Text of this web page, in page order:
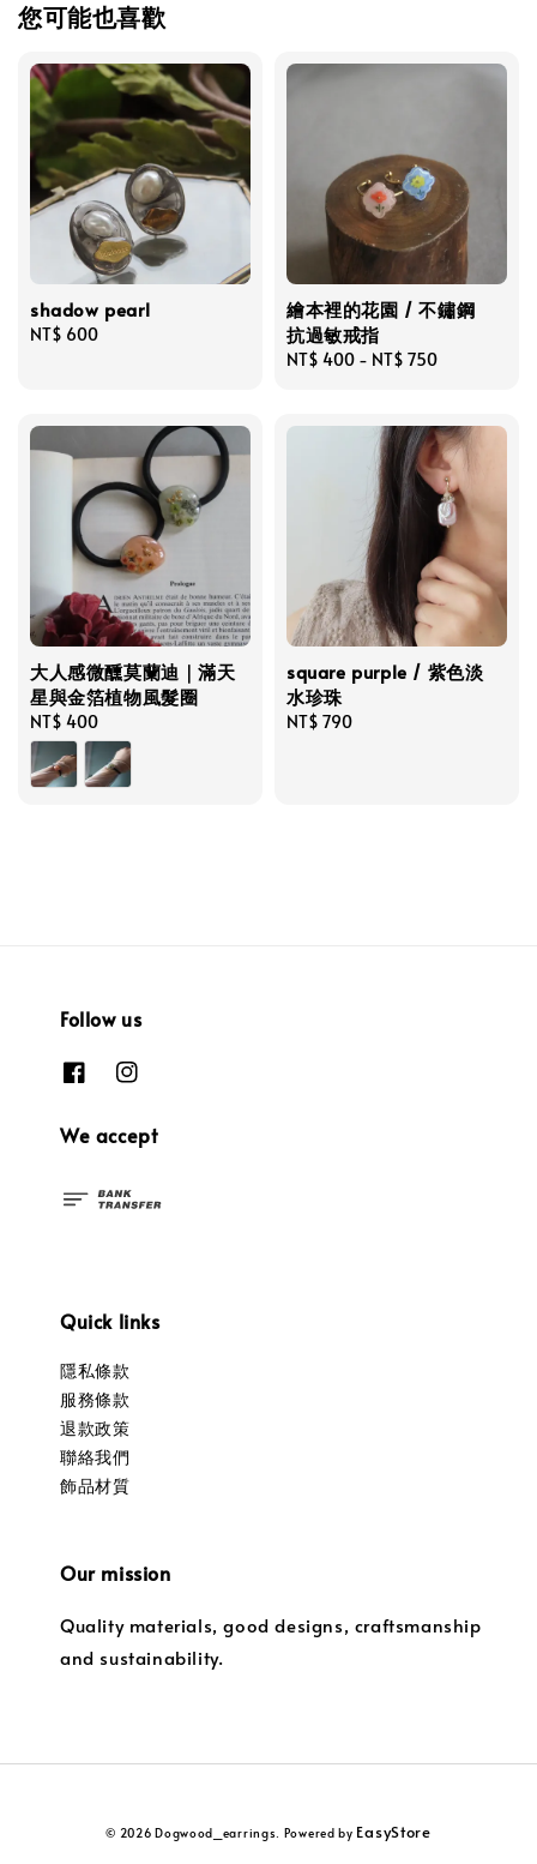
您可能也喜歡
shadow pearl
Regular
NT$ 600
繪本裡的花園 / 不鏽鋼
抗過敏戒指
Regular
NT$ 400 - NT$ 750
大人感微醺莫蘭迪｜滿天
星與金箔植物風髮圈
Regular
price
NT$ 400
square purple / 紫色淡
水珍珠
Regular
NT$ 790
Follow us
We accept
Quick links
隱私條款
服務條款
退款政策
聯絡我們
飾品材質
Our mission
Quality materials, good designs, craftsmanship
and sustainability.
© 2026 Dogwood_earrings. Powered by EasyStore